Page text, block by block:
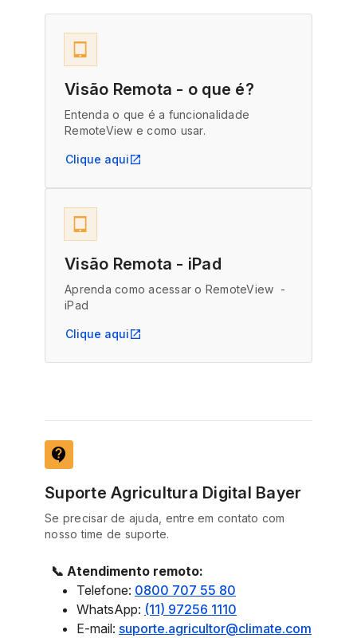
tablet_mac
Visão Remota - o que é?
Entenda o que é a funcionalidade
RemoteView e como usar.
Clique aqui open_in_new
tablet_mac
Visão Remota - iPad
Aprenda como acessar o RemoteView -
iPad
Clique aqui open_in_new
contact_support
Suporte Agricultura Digital Bayer
Se precisar de ajuda, entre em contato com
nosso time de suporte.
📞 Atendimento remoto:
Telefone: 0800 707 55 80
WhatsApp: (11) 97256 1110
E-mail: suporte.agricultor@climate.com